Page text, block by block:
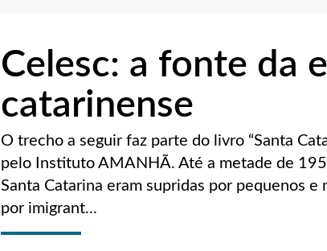
Celesc: a fonte da
catarinense
O trecho a seguir faz parte do livro “Santa
pelo Instituto AMANHÃ. Até a metade de
Santa Catarina eram supridas por pequenos
por imigrant...